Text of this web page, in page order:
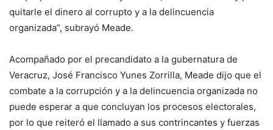
quitarle el dinero al corrupto y a la delincuencia
organizada”, subrayó Meade.
Acompañado por el precandidato a la gubernatura de
Veracruz, José Francisco Yunes Zorrilla, Meade dijo que el
combate a la corrupción y a la delincuencia organizada no
puede esperar a que concluyan los procesos electorales,
por lo que reiteró el llamado a sus contrincantes y fuerzas